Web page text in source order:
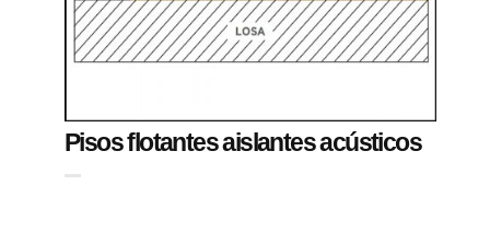
Pisos flotantes aislantes acústicos